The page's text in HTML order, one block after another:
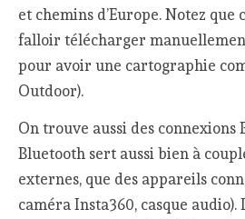
et chemins d’Europe. Notez que
falloir télécharger
pour avoir une cartographie
Outdoor).
On trouve aussi des connexions
Bluetooth sert aussi bien à
externes, que des appareils
caméra Insta360, casque audio).